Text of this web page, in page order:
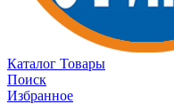
Каталог Товары
Поиск
Избранное